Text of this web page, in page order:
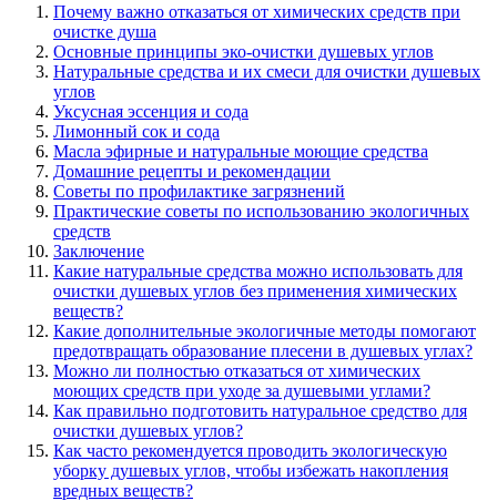
Почему важно отказаться от химических средств при
очистке душа
Основные принципы эко-очистки душевых углов
Натуральные средства и их смеси для очистки душевых
углов
Уксусная эссенция и сода
Лимонный сок и сода
Масла эфирные и натуральные моющие средства
Домашние рецепты и рекомендации
Советы по профилактике загрязнений
Практические советы по использованию экологичных
средств
Заключение
Какие натуральные средства можно использовать для
очистки душевых углов без применения химических
веществ?
Какие дополнительные экологичные методы помогают
предотвращать образование плесени в душевых углах?
Можно ли полностью отказаться от химических
моющих средств при уходе за душевыми углами?
Как правильно подготовить натуральное средство для
очистки душевых углов?
Как часто рекомендуется проводить экологическую
уборку душевых углов, чтобы избежать накопления
вредных веществ?